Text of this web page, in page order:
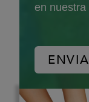
en nuestra